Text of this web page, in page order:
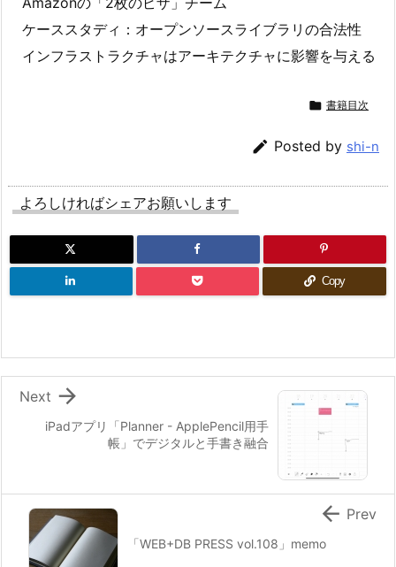
ケーススタディ：オープンソースライブラリの合法性
インフラストラクチャはアーキテクチャに影響を与える
 書籍目次
 Posted by shi-n
よろしければシェアお願いします
Copy
iPadアプリ「Planner - ApplePencil用手
帳」でデジタルと手書き融合

Next
「WEB+DB PRESS vol.108」memo
 Prev